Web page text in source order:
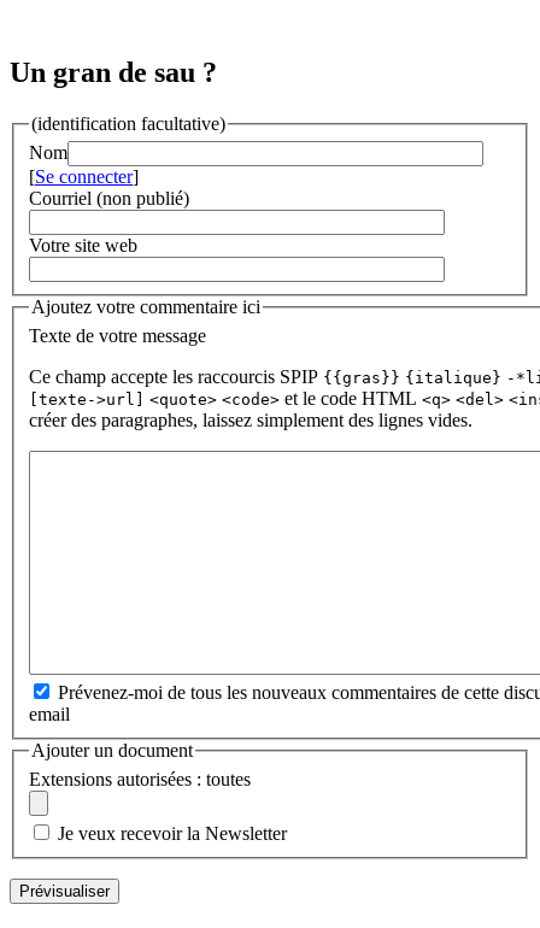
Un gran de sau ?
(identification facultative)
Nom
[Se connecter]
Courriel (non publié)
Votre site web
Ajoutez votre commentaire ici
Texte de votre message
Ce champ accepte les raccourcis SPIP {{gras}} {italique} -
[texte->url]
<quote> <code> et le code HTML <q> <del>
créer des paragraphes, laissez simplement des lignes vides.
Prévenez-moi de tous les nouveaux commentaires de cette
email
Ajouter un document
Extensions autorisées : toutes
Je veux recevoir la Newsletter